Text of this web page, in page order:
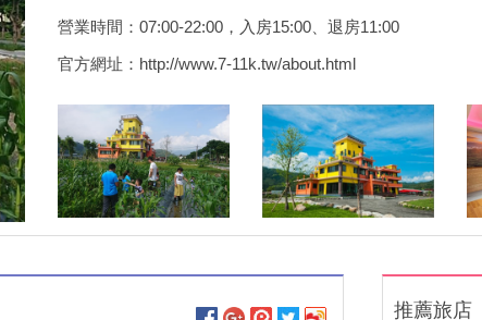
營業時間：07:00-22:00，入房15:00、退房11:00
官方網址： http://www.7-11k.tw/about.html
推薦旅店